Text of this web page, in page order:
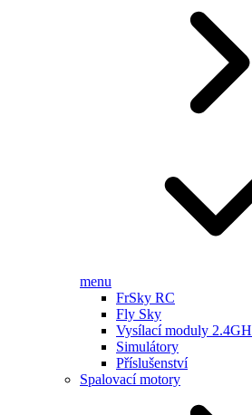
menu
FrSky RC
Fly Sky
Vysílací moduly
Simulátory
Příslušenství
Spalovací motory